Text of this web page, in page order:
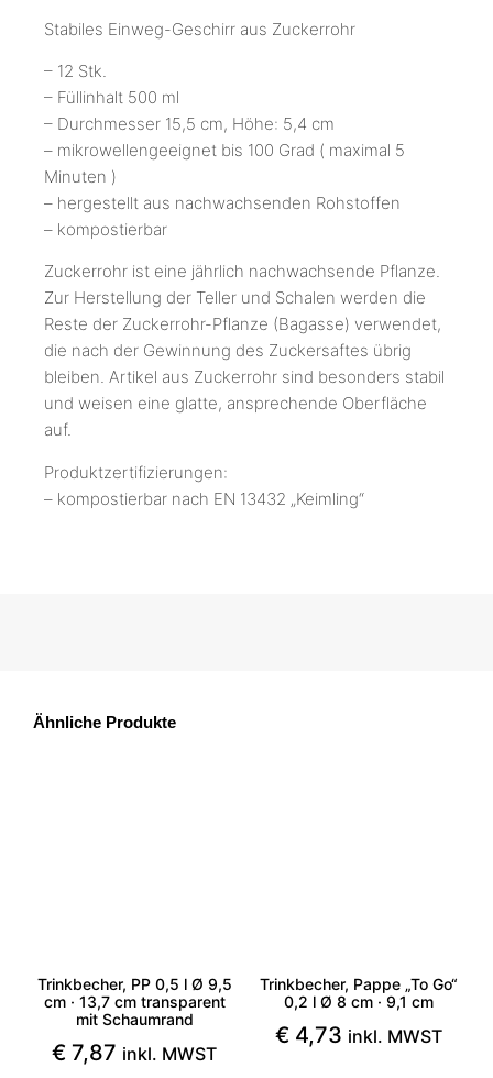
Stabiles Einweg-Geschirr aus Zuckerrohr
– 12 Stk.
– Füllinhalt 500 ml
– Durchmesser 15,5 cm, Höhe: 5,4 cm
– mikrowellengeeignet bis 100 Grad ( maximal 5
Minuten )
– hergestellt aus nachwachsenden Rohstoffen
– kompostierbar
Zuckerrohr ist eine jährlich nachwachsende Pflanze.
Zur Herstellung der Teller und Schalen werden die
Reste der Zuckerrohr-Pflanze (Bagasse) verwendet,
die nach der Gewinnung des Zuckersaftes übrig
bleiben. Artikel aus Zuckerrohr sind besonders stabil
und weisen eine glatte, ansprechende Oberfläche
auf.
Produktzertifizierungen:
– kompostierbar nach EN 13432 „Keimling“
Ähnliche Produkte
Trinkbecher, PP 0,5 l Ø 9,5
cm · 13,7 cm transparent
mit Schaumrand
€ 7,87 inkl. MWST
Trinkbecher, Pappe „To Go“
0,2 l Ø 8 cm · 9,1 cm
€ 4,73 inkl. MWST